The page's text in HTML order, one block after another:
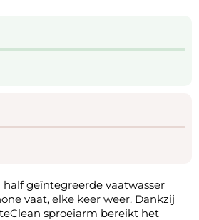
half geïntegreerde vaatwasser
vaat, elke keer weer. Dankzij
sproeiarm bereikt het